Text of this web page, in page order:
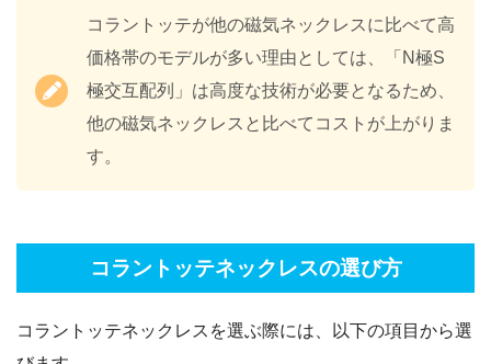
コラントッテが他の磁気ネックレスに比べて高
価格帯のモデルが多い理由としては、「N極S
極交互配列」は高度な技術が必要となるため、
他の磁気ネックレスと比べてコストが上がりま
す。
コラントッテネックレスの選び方
コラントッテネックレスを選ぶ際には、以下の項目から選